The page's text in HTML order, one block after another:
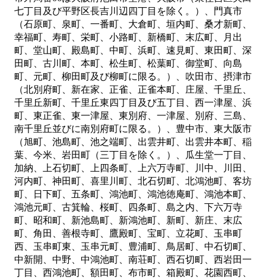
七丁目及び平野区長吉川辺四丁目を除く。）、門真市
（石原町、泉町、一番町、大倉町、垣内町、桑才新町、
幸福町、寿町、栄町、小路町、新橋町、末広町、月出
町、堂山町、殿島町、中町、浜町、速見町、東田町、深
田町、古川町、本町、松生町、松葉町、御堂町、向島
町、元町、柳田町及び柳町に限る。）、吹田市、摂津市
（北別府町、新在家、正雀、正雀本町、庄屋、千里丘、
千里丘新町、千里丘東四丁目及び五丁目、西一津屋、浜
町、東正雀、東一津屋、東別府、一津屋、別府、三島、
南千里丘並びに南別府町に限る。）、豊中市、東大阪市
（旭町、池島町、池之端町、出雲井町、出雲井本町、稲
葉、今米、岩田町（三丁目を除く。）、瓜生堂一丁目、
加納、上石切町、上四条町、上六万寺町、川中、川田、
河内町、神田町、喜里川町、北石切町、北鴻池町、客坊
町、日下町、五条町、鴻池町、鴻池徳庵町、鴻池本町、
鴻池元町、古箕輪、桜町、四条町、島之内、下六万寺
町、昭和町、新池島町、新鴻池町、新町、新庄、末広
町、角田、善根寺町、鷹殿町、宝町、立花町、玉串町
西、玉串町東、玉串元町、豊浦町、鳥居町、中石切町、
中新開、中野、中鴻池町、南荘町、西石切町、西岩田一
丁目、西鴻池町、額田町、布市町、箱殿町、花園西町、